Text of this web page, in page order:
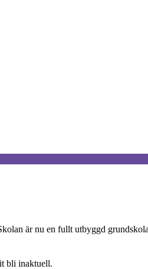
är nu en fullt utbyggd
bli inaktuell.